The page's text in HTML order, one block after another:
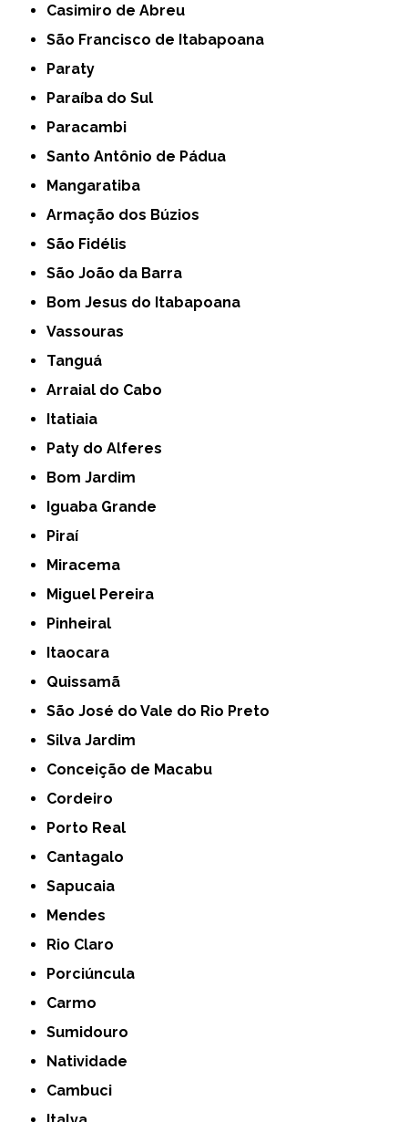
Casimiro de Abreu
São Francisco de Itabapoana
Paraty
Paraíba do Sul
Paracambi
Santo Antônio de Pádua
Mangaratiba
Armação dos Búzios
São Fidélis
São João da Barra
Bom Jesus do Itabapoana
Vassouras
Tanguá
Arraial do Cabo
Itatiaia
Paty do Alferes
Bom Jardim
Iguaba Grande
Piraí
Miracema
Miguel Pereira
Pinheiral
Itaocara
Quissamã
São José do Vale do Rio Preto
Silva Jardim
Conceição de Macabu
Cordeiro
Porto Real
Cantagalo
Sapucaia
Mendes
Rio Claro
Porciúncula
Carmo
Sumidouro
Natividade
Cambuci